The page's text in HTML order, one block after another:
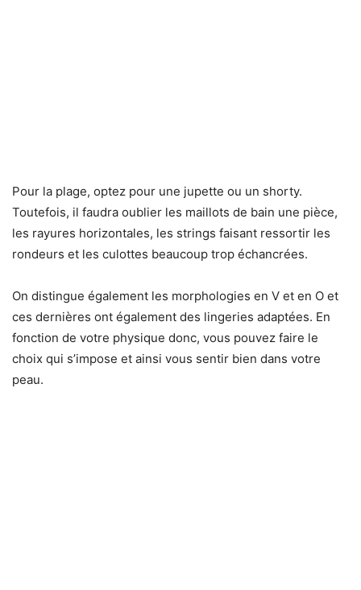
Pour la plage, optez pour une jupette ou un shorty.
Toutefois, il faudra oublier les maillots de bain une pièce,
les rayures horizontales, les strings faisant ressortir les
rondeurs et les culottes beaucoup trop échancrées.
On distingue également les morphologies en V et en O et
ces dernières ont également des lingeries adaptées. En
fonction de votre physique donc, vous pouvez faire le
choix qui s’impose et ainsi vous sentir bien dans votre
peau.